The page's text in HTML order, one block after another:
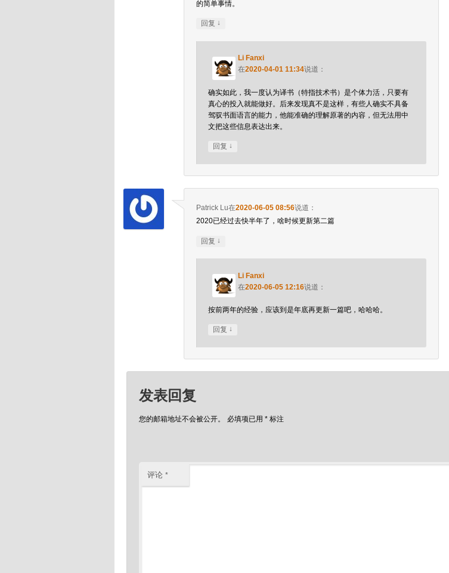
的简单事情。
回复 ↓
Li Fanxi
在2020-04-01 11:34说道：
确实如此，我一度认为译书（特指技术书）是个体力活，只要有
真心的投入就能做好。后来发现真不是这样，有些人确实不具备
驾驭书面语言的能力，他能准确的理解原著的内容，但无法用中
文把这些信息表达出来。
回复 ↓
Patrick Lu在2020-06-05 08:56说道：
2020已经过去快半年了，啥时候更新第二篇
回复 ↓
Li Fanxi
在2020-06-05 12:16说道：
按前两年的经验，应该到是年底再更新一篇吧，哈哈哈。
回复 ↓
发表回复
您的邮箱地址不会被公开。 必填项已用 *标注
评论 *